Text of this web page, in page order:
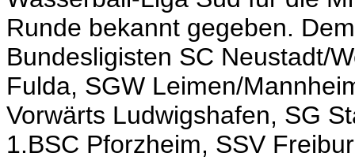
Runde bekannt gegeben.
Bundesligisten SC Neustadt/
Fulda, SGW Leimen/
Vorwärts Ludwigshafen, SG
1.BSC Pforzheim, SSV